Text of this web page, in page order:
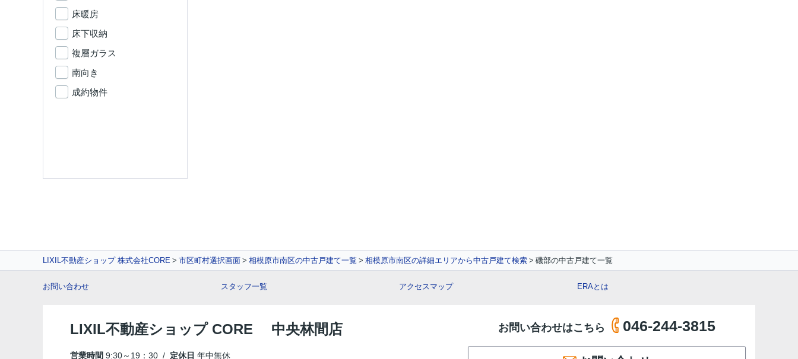
床暖房
床下収納
複層ガラス
南向き
成約物件
LIXIL不動産ショップ 株式会社CORE 市区町村選択画面 相模原市南区の中古戸建て一覧 相模原市南区の詳細エリアから中古戸建て検索 磯部の中古戸建て一覧
お問い合わせ スタッフ一覧 アクセスマップ ERAとは
LIXIL不動産ショップ CORE 中央林間店
営業時間 9:30～19：30 / 定休日 年中無休
お問い合わせはこちら 046-244-3815